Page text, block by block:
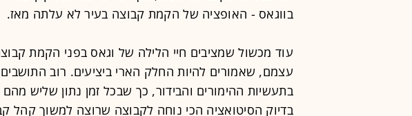
בווגאס - האופציה של הקמת קבוצה בעיר לא עלתה מאז.
עוד מכשול שמציבים חיי הלילה של וגאס בפני הקמת
עצמם, שאמורים להיות החלק הארי ביציעים. רוב
בתעשיות ההימורים והבידור, כך שבכל זמן נתון שליש
בדיוק הסיטואציה הכי נוחה לקבוצה שרוצה למשוך קהל